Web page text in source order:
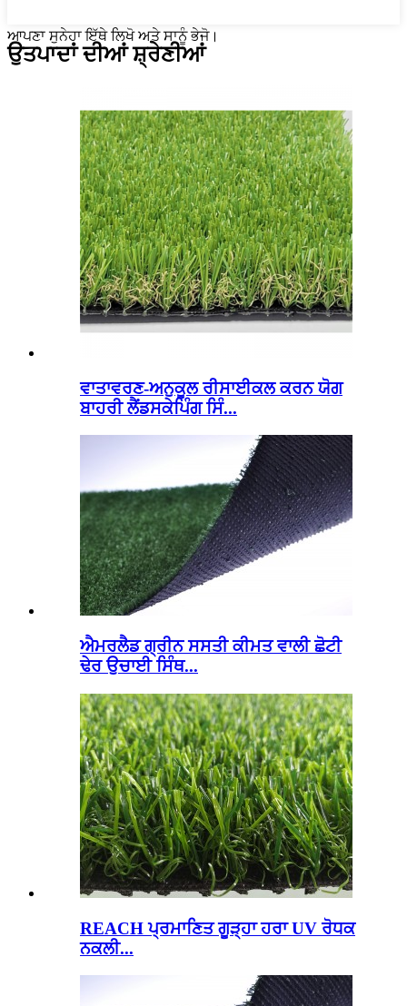
ਆਪਣਾ ਸੁਨੇਹਾ ਇੱਥੇ ਲਿਖੋ ਅਤੇ ਸਾਨੂੰ ਭੇਜੋ।
ਉਤਪਾਦਾਂ ਦੀਆਂ ਸ਼੍ਰੇਣੀਆਂ
ਵਾਤਾਵਰਣ-ਅਨੁਕੂਲ ਰੀਸਾਈਕਲ ਕਰਨ ਯੋਗ
ਬਾਹਰੀ ਲੈਂਡਸਕੇਪਿੰਗ ਸਿੰ...
ਐਮਰਲੈਡ ਗ੍ਰੀਨ ਸਸਤੀ ਕੀਮਤ ਵਾਲੀ ਛੋਟੀ
ਢੇਰ ਉਚਾਈ ਸਿੰਥ...
REACH ਪ੍ਰਮਾਣਿਤ ਗੂੜ੍ਹਾ ਹਰਾ UV ਰੋਧਕ
ਨਕਲੀ...